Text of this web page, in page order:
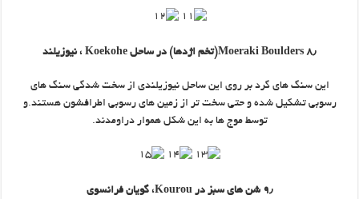
۸٫ Moeraki Boulders(تخم اژدها) در ساحل Koekohe ، نیوزیلند
این سنگ های گرد بر روی این ساحل نیوزیلندی از سخت شدگی سنگ های
رسوبی تشکیل شده و حتی سخت تر از زمین های رسوبی اطرافشون هستند.و
توسط موج ها به این شکل هموار دراومدند.
۹٫ شن های سبز در Kourou، گویان فرانسوی